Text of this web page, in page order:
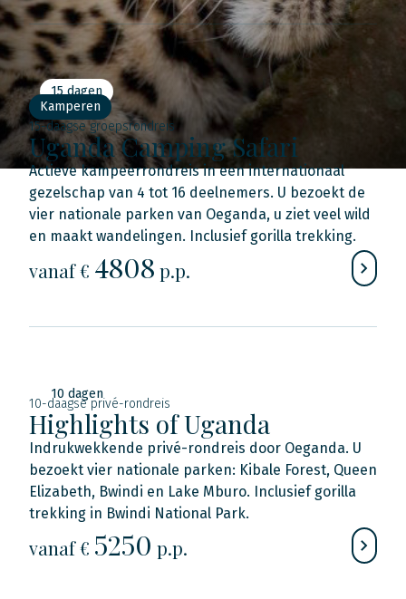
15 dagen
Kamperen
15-daagse groepsrondreis
Uganda Camping Safari
Actieve kampeerrondreis in een internationaal
gezelschap van 4 tot 16 deelnemers. U bezoekt de
vier nationale parken van Oeganda, u ziet veel wild
en maakt wandelingen. Inclusief gorilla trekking.
vanaf € 4808 p.p.
10 dagen
10-daagse privé-rondreis
Highlights of Uganda
Indrukwekkende privé-rondreis door Oeganda. U
bezoekt vier nationale parken: Kibale Forest, Queen
Elizabeth, Bwindi en Lake Mburo. Inclusief gorilla
trekking in Bwindi National Park.
vanaf € 5250 p.p.